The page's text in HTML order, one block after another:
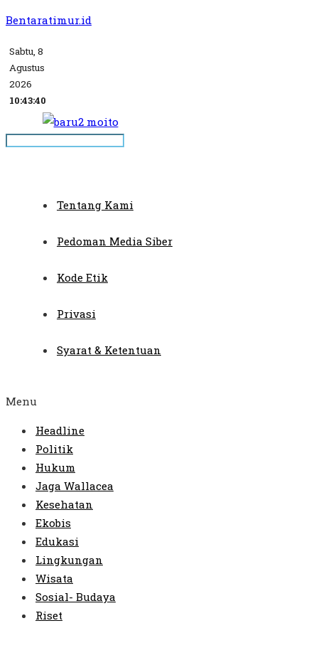
Bentaratimur.id
Sabtu, 8
Agustus
2026
10:43:40
Tentang Kami
Pedoman Media Siber
Kode Etik
Privasi
Syarat & Ketentuan
Menu
Headline
Politik
Hukum
Jaga Wallacea
Kesehatan
Ekobis
Edukasi
Lingkungan
Wisata
Sosial- Budaya
Riset